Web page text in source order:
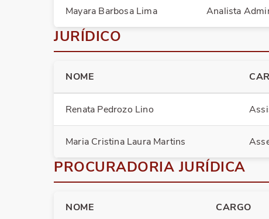
Mayara Barbosa Lima Analista
JURÍDICO
NOME
Renata Pedrozo Lino
Maria Cristina Laura Martins
PROCURADORIA JURÍDICA
NOME CARGO